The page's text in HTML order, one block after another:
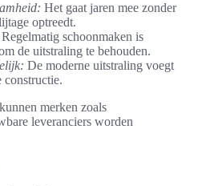
Het gaat jaren mee zonder
optreedt.
Regelmatig schoonmaken is
de uitstraling te behouden.
De moderne uitstraling voegt
constructie.
merken zoals
leveranciers worden